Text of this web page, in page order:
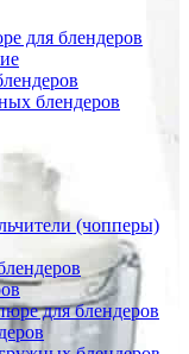
для блендеров
блендеров
(чопперы)
для блендеров